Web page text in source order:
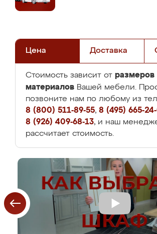
Цена Доставка
Стоимость зависит от размеров
материалов Вашей мебели.
позвоните нам по любому из
8 (800) 511-89-55, 8 (495) 665-
8 (926) 409-68-13, и наш
рассчитает стоимость.